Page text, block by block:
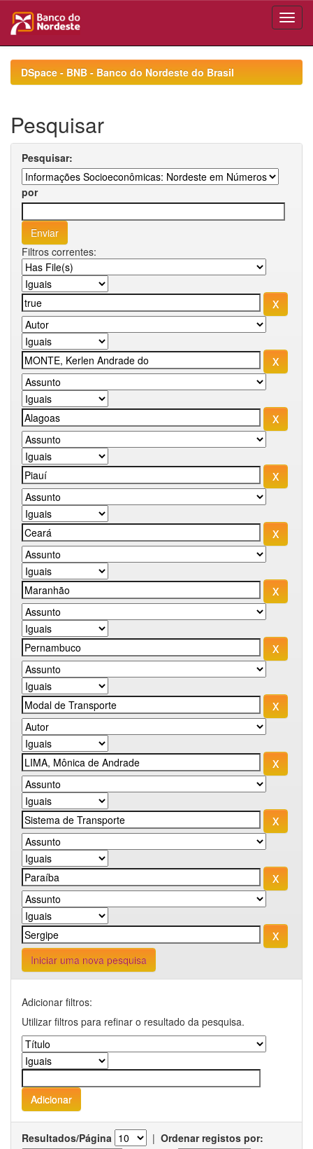
navigationDSpace - BNB - Banco do Nordeste do Brasil
Pesquisar
Pesquisar:
por
Filtros correntes:
Iniciar uma nova pesquisa
Adicionar filtros:
Utilizar filtros para refinar o resultado da pesquisa.
Resultados/Página | Ordenar registos por: